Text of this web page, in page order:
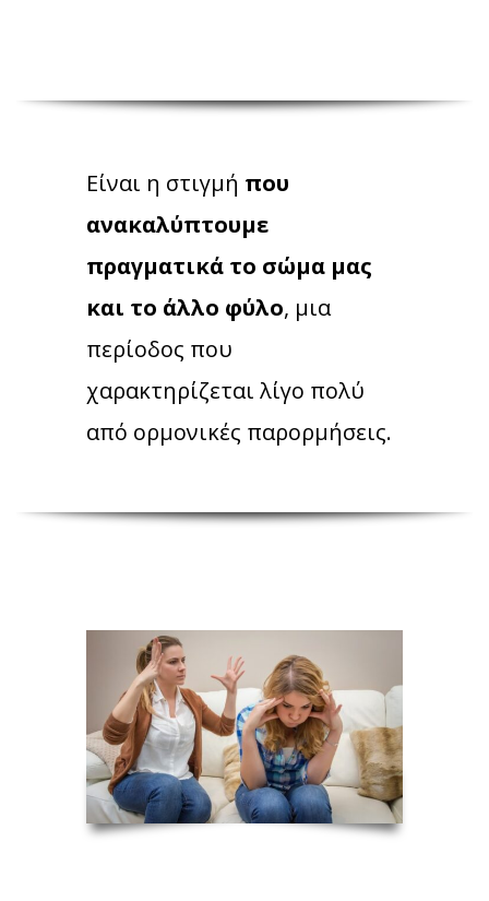
Είναι η στιγμή που
ανακαλύπτουμε
πραγματικά το σώμα μας
και το άλλο φύλο, μια
περίοδος που
χαρακτηρίζεται λίγο πολύ
από ορμονικές παρορμήσεις.